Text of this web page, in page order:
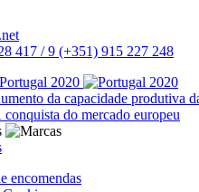
417 / 9 (+351) 915 227 248
da capacidade produtiva
do mercado europeu
encomendas